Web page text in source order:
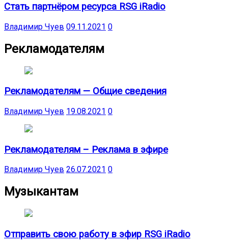
Стать партнёром ресурса RSG iRadio
Владимир Чуев 09.11.2021 0
Рекламодателям
Рекламодателям — Общие сведения
Владимир Чуев 19.08.2021 0
Рекламодателям – Реклама в эфире
Владимир Чуев 26.07.2021 0
Музыкантам
Отправить свою работу в эфир RSG iRadio